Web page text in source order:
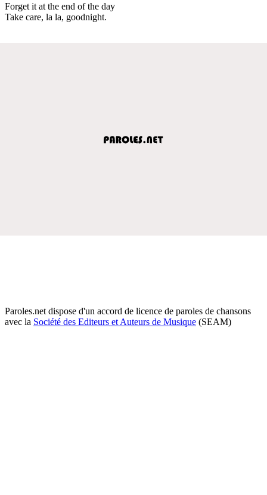
Forget it at the end of the day
Take care, la la, goodnight.
Paroles.net dispose d'un accord de licence de paroles de chansons
avec la Société des Editeurs et Auteurs de Musique (SEAM)